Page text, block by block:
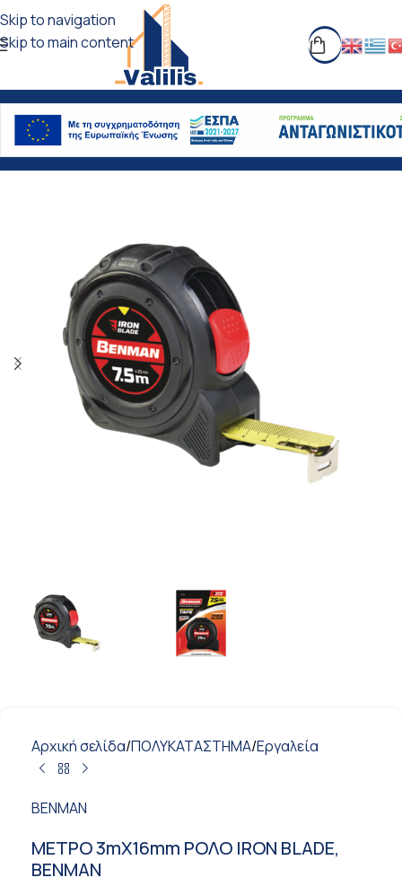
Skip to navigation
Skip to main content
Αρχική σελίδα/ΠΟΛΥΚΑΤΑΣΤΗΜΑ/Εργαλεία
BENMAN
ΜΕΤΡΟ 3mX16mm ΡΟΛΟ IRON BLADE,
BENMAN